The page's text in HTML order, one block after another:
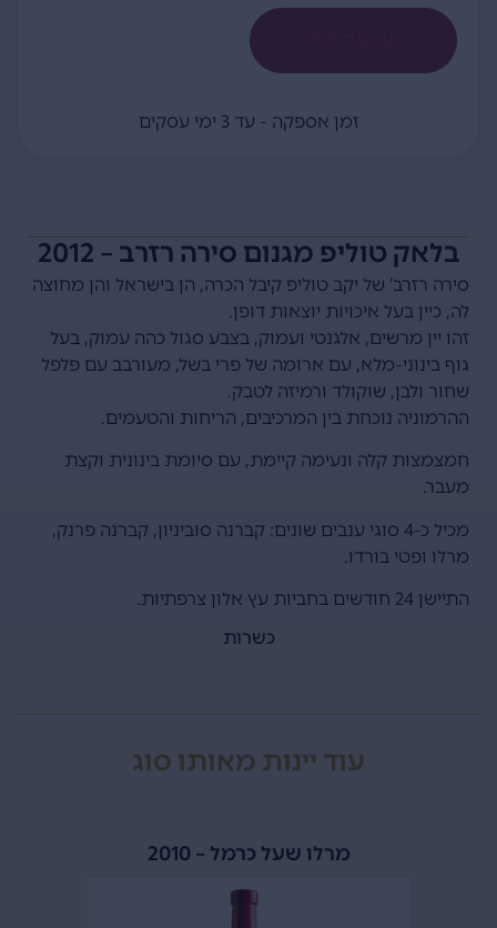
זמן אספקה - עד 3 ימי עסקים
בלאק טוליפ מגנום סירה רזרב – 2012
סירה רזרב’ של יקב טוליפ קיבל הכרה, הן בישראל והן מחוצה
לה, כיין בעל איכויות יוצאות דופן.
זהו יין מרשים, אלגנטי ועמוק, בצבע סגול כהה עמוק, בעל
גוף בינוני-מלא, עם ארומה של פרי בשל, מעורבב עם פלפל
שחור ולבן, שוקולד ורמיזה לטבק.
ההרמוניה נוכחת בין המרכיבים, הריחות והטעמים.
חמצמצות קלה ונעימה קיימת, עם סיומת בינונית וקצת
מעבר.
מכיל כ-4 סוגי ענבים שונים: קברנה סוביניון, קברנה פרנק,
מרלו ופטי בורדו.
התיישן 24 חודשים בחביות עץ אלון צרפתיות.
כשרות
עוד יינות מאותו סוג
מרלו שעל כרמל – 2010